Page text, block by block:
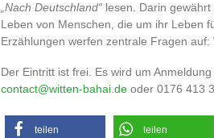
„Nach Deutschland“ lesen. Darin
Leben von Menschen, die um ihr Leben
Erzählungen werfen zentrale Fragen
Der Eintritt ist frei. Es wird um
contact@witten-bahai.de oder 0176 413
teilen teilen